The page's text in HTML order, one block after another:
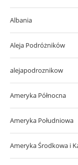
Albania
Aleja Podróżników
alejapodroznikow
Ameryka Północna
Ameryka Południowa
Ameryka Środkowa i